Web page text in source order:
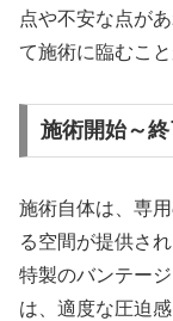
点や不安な点が
て施術に臨むこと
施術開始～
施術自体は、専
る空間が提供さ
特製のバンテー
は、適度な圧迫